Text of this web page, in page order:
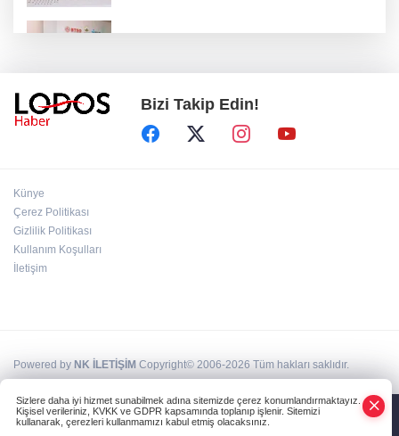
Yıldırım Belediyesi'nden uluslararası
geleceğe taşınacak!
Bizi Takip Edin!
Künye
Çerez Politikası
Gizlilik Politikası
Kullanım Koşulları
İletişim
Powered by NK İLETİŞİM Copyright© 2006-2026 Tüm hakları saklıdır.
Sizlere daha iyi hizmet sunabilmek adına sitemizde çerez konumlandırmaktayız.
Kişisel verileriniz, KVKK ve GDPR kapsamında toplanıp işlenir. Sitemizi
kullanarak, çerezleri kullanmamızı kabul etmiş olacaksınız.